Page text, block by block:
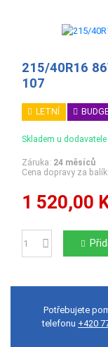
215/40R16
107
LETNÍ
Skladem u
Záruka: 24 měsíců
Cena dopravy za
1 520,00
Počet
Potřebujete
telefonu +420